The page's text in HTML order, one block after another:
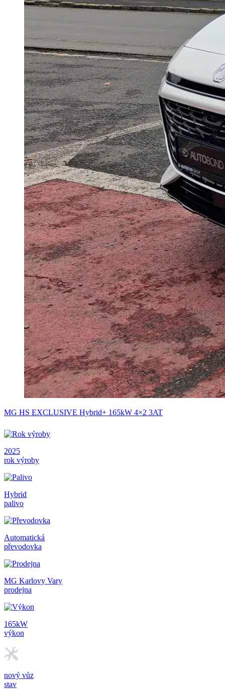
MG HS EXCLUSIVE Hybrid+ 165kW 4×2 3AT
2025
rok výroby
Hybrid
palivo
Automatická
převodovka
MG Karlovy Vary
prodejna
165kW
výkon
nový vůz
stav